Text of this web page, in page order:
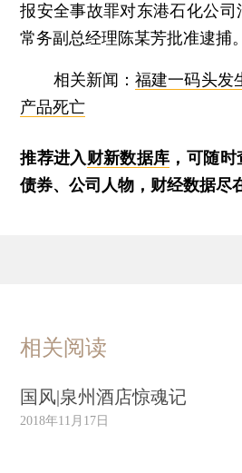
报安全事故罪对东港石化公司
常务副总经理陈某芳批准逮捕
相关新闻：福建一码头发
产品死亡
推荐进入 财新数据库 ，可随
债券、公司人物，财经数据尽
相关阅读
国风|泉州酒店惊魂记
2018年11月17日